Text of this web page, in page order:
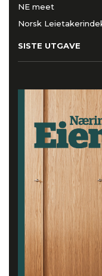
NE meet
Norsk
SISTE UTGAVE